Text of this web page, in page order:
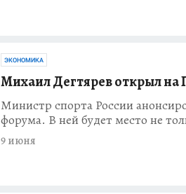
ЭКОНОМИКА
Михаил Дегтярев открыл
Министр спорта России
форума. В ней будет место не
9 июня